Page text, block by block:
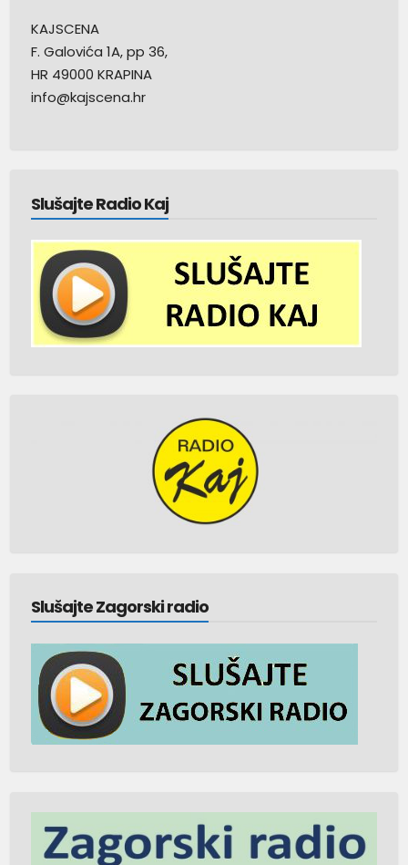
KAJSCENA
F. Galovića 1A, pp 36,
HR 49000 KRAPINA
info@kajscena.hr
Slušajte Radio Kaj
Slušajte Zagorski radio